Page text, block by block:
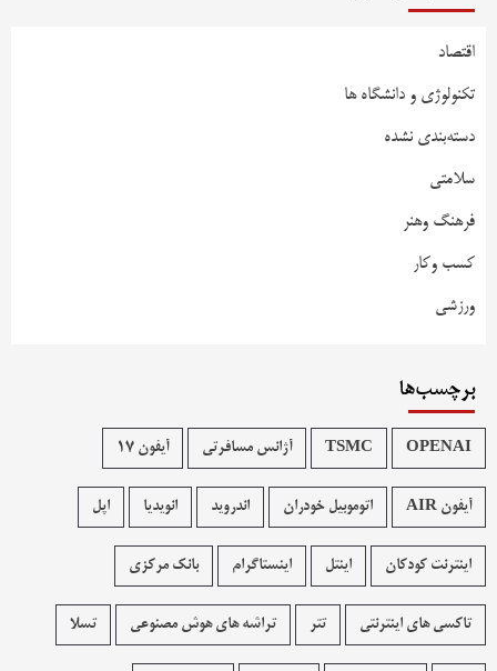
اقتصاد
تکنولوژی و دانشگاه ها
دسته‌بندی نشده
سلامتی
فرهنگ وهنر
کسب وکار
ورزشی
برچسب‌ها
OPENAI
TSMC آژانس مسافرتی آیفون 17
آیفون AIR اتوموبیل خودران اندروید انویدیا اپل
اینترنت کودکان اینتل اینستاگرام بانک مرکزی
تاکسی های اینترنتی تتر تراشه های هوش مصنوعی تسلا